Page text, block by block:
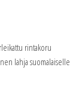
rintakoru
lahja suomalaiselle